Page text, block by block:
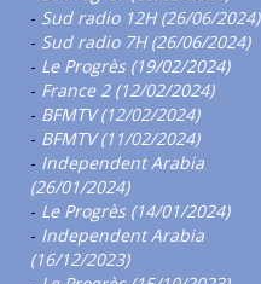
- Sud radio 12H (26/06/2024)
- Sud radio 7H (26/06/2024)
- Le Progrès (19/02/2024)
- France 2 (12/02/2024)
- BFMTV (12/02/2024)
- BFMTV (11/02/2024)
- Independent Arabia
(26/01/2024)
- Le Progrès (14/01/2024)
- Independent Arabia
(16/12/2023)